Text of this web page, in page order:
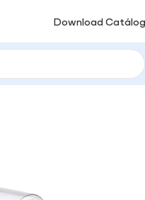
Download